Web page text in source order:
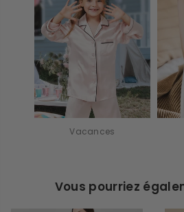
Vacances
Vous pourriez